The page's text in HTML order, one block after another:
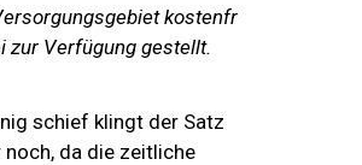
kostenfr
zur Verfügung gestellt.
schief klingt der Satz
noch, da die zeitliche